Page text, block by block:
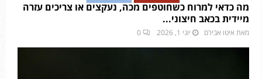
מה כדאי למרוח כשחוטפים מכה, נעקצים או צריכים עזרה
מיידית בכאב חיצוני...
מאת איטו אבירם יוני 1, 2026 0